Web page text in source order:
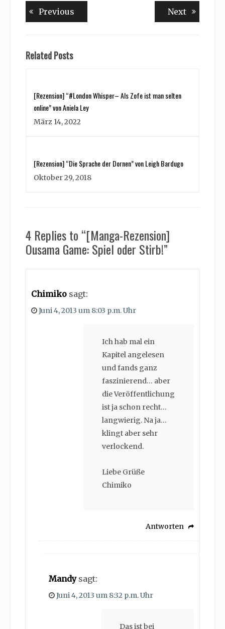
Beitragsnavigation
Previous NextNext
Related Posts
[Rezension] “#London Whisper– Als Zofe ist man selten
online” von Aniela Ley
März 14, 2022
[Rezension] “Die Sprache der Dornen” von Leigh Bardugo
Oktober 29, 2018
4 Replies to “[Manga-Rezension]
Ousama Game: Spiel oder Stirb!”
Chimiko sagt:
Juni 4, 2013 um 8:03 p.m. Uhr
Ich hab mal ein
Kapitel angelesen
und fands ganz
faszinierend… aber
die Veröffentlichung
ist ja schon recht…
langwierig. Na ja…
klingt aber sehr
verlockend.
Liebe Grüße
Chimiko
Antworten
Mandy sagt:
Juni 4, 2013 um 8:32 p.m. Uhr
Das ist bei